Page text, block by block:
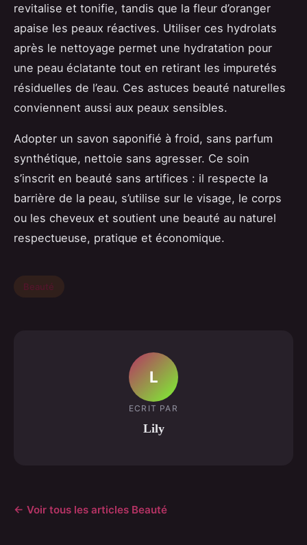
revitalise et tonifie, tandis que la fleur d’oranger
apaise les peaux réactives. Utiliser ces hydrolats
après le nettoyage permet une hydratation pour
une peau éclatante tout en retirant les impuretés
résiduelles de l’eau. Ces astuces beauté naturelles
conviennent aussi aux peaux sensibles.
Adopter un savon saponifié à froid, sans parfum
synthétique, nettoie sans agresser. Ce soin
s’inscrit en beauté sans artifices : il respecte la
barrière de la peau, s’utilise sur le visage, le corps
ou les cheveux et soutient une beauté au naturel
respectueuse, pratique et économique.
Beauté
L
ECRIT PAR
Lily
← Voir tous les articles Beauté